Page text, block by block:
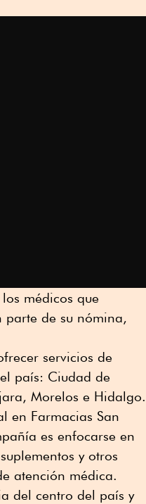
médicos que
parte de su nómina,
servicios de
país: Ciudad de
Morelos e Hidalgo.
en Farmacias San
es enfocarse en
y otros
atención médica.
del centro del país y